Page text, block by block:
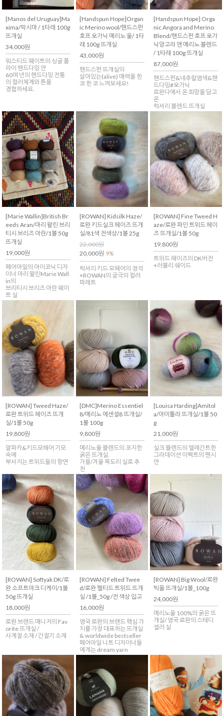
[Manos del Uruguay]Ma
xima/막시마 / 1타래 100g
뜨개실
34,000원
워스티드 웨이트의 싱글 플
라이 핸드다잉 얀
60여 년의 핸드다잉 전통
의 컬러체계와 톤을
경험하세요.
[Handspun Hope]Organ
ic Merino wool/핸드스펀
호프 오가닉 메리노 울/ 1타
래 100g 뜨개실
43,000원
핸드스펀 뜨개실의
살아있는(alive) 매력을 한
코 한 코 느껴보세요!
[Handspun Hope] Orga
nic Angora and Merino
Blend/핸드스펀 호프 오가
닉앙고라 앤 메리노 블렌드
/ 1타래 100g 뜨개실
87,000원
핸드스펀&네추럴염색&핸
드다잉#오가닉
르완다에서 온 희망을 담고
온
럭셔리 블렌드 뜨개실
[Marie Wallin]British Br
eeds Aran/마리 왈린 브리
티시 브리즈 아란/1볼 50g
뜨개실
19,000원
페어아일의 아이코닉 디자
이너 마리 왈린Marie Wall
in의
브리티시 브리즈 아란 웨이
트 실
[ROWAN] Kidsilk Haze/
로완 키드실크 헤이즈 뜨개
실/81색 전색상/1볼 25g
22,000원
20,000원 9%
럭셔리 키드 모헤어의 정석
+ROWAN의 궁극의 컬러
파레트
[ROWAN] Fine Tweed H
aze/로완 파인 트위드 헤이
즈 뜨개실/1볼 50g
19,800원
트위드 헤이즈의 DK버전
+러블리 쉐이드
[ROWAN] Tweed Haze/
로완 트위드 헤이즈 뜨개
실/1볼 50g
19,800원
알파카&키드모헤어 기모
속에
부서지는 트위드들의 향연
[DMC]Merino Essentiel
8/메리노 에센셜8 뜨개실/
1볼 100g
9,800원
메리노울 블렌드의 코지한
굵은 뜨개실.
가을/겨울 목도리 실로 추
천
[Louisa Harding]Amitol
a/아미톨라 뜨개실/1볼 50
g
21,000원
실크 블렌드의 엘레간트한
그라데이션 이펙트의 팬시
얀
[ROWAN] Softyak DK/로
완 소프트야크 디케이/1볼
50g 뜨개실
18,000원
로완 브랜드 매니저의 Fav
orite 뜨개실 /
사계절 소재 / 간절기 소재
[ROWAN] Felted Twee
d/로완 펠티드 트위드 뜨개
실 /1볼_50g /전 색상 입고
16,000원
영국 로완의 브랜드 핵심 가
치를 가장 대표하는 뜨개실
& worldwide bestseller
페어아일 니트 디자이너들
에게는 dream yarn
[ROWAN] Big Wool/로완
빅울 뜨개실/1볼_100g
24,000원
메리노울 100%의 굵은 뜨
개실/ 영국 로완의 스테디
셀러 실